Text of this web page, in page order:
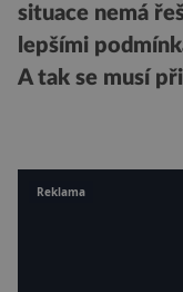
situace nemá
lepšími
A tak se musí
Reklama